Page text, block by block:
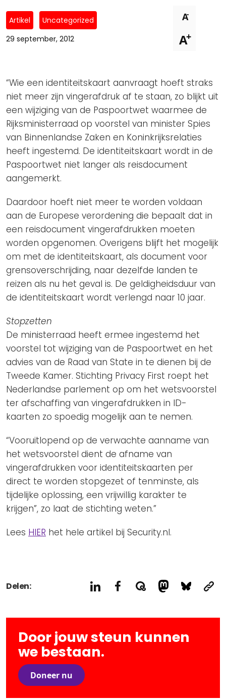
PSD2-me-niet
SpecifiekeToestemming.nl
Nieuwsbrieven
Contact
Playlist
Artikel
Uncategorized
29 september, 2012
A-
A+
“Wie een identiteitskaart aanvraagt hoeft straks
niet meer zijn vingerafdruk af te staan, zo blijkt uit
een wijziging van de Paspoortwet waarmee de
Rijksministerraad op voorstel van minister Spies
van Binnenlandse Zaken en Koninkrijksrelaties
heeft ingestemd. De identiteitskaart wordt in de
Paspoortwet niet langer als reisdocument
aangemerkt.
Daardoor hoeft niet meer te worden voldaan
aan de Europese verordening die bepaalt dat in
een reisdocument vingerafdrukken moeten
worden opgenomen. Overigens blijft het mogelijk
om met de identiteitskaart, als document voor
grensoverschrijding, naar dezelfde landen te
reizen als nu het geval is. De geldigheidsduur van
de identiteitskaart wordt verlengd naar 10 jaar.
Stopzetten
De ministerraad heeft ermee ingestemd het
voorstel tot wijziging van de Paspoortwet en het
advies van de Raad van State in te dienen bij de
Tweede Kamer. Stichting Privacy First roept het
Nederlandse parlement op om het wetsvoorstel
ter afschaffing van vingerafdrukken in ID-
kaarten zo spoedig mogelijk aan te nemen.
“Vooruitlopend op de verwachte aanname van
het wetsvoorstel dient de afname van
vingerafdrukken voor identiteitskaarten per
direct te worden stopgezet of tenminste, als
tijdelijke oplossing, een vrijwillig karakter te
krijgen”, zo laat de stichting weten.”
Lees HIER het hele artikel bij Security.nl.
Delen:
Door jouw steun kunnen
we bestaan.
Doneer nu